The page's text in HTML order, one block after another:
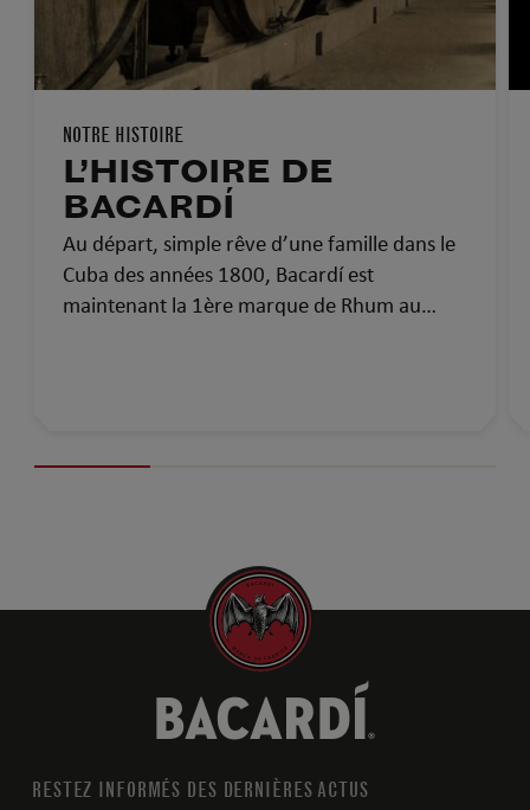
NOTRE HISTOIRE
L’HISTOIRE DE
BACARDÍ
Au départ, simple rêve d’une famille dans le
Cuba des années 1800, Bacardí est
maintenant la 1ère marque de Rhum au
RESTEZ INFORMÉS DES DERNIÈRES ACTUS